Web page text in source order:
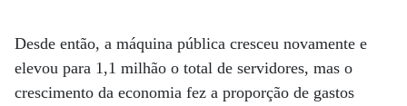
Desde então, a máquina pública cresceu novamente e
elevou para 1,1 milhão o total de servidores, mas o
crescimento da economia fez a proporção de gastos